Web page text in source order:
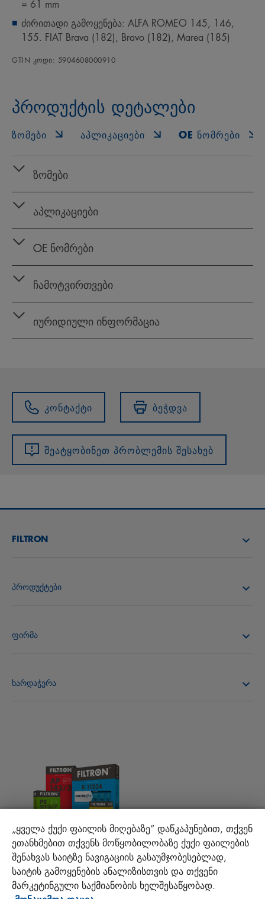
= 61 mm
ძირითადი გამოყენება: ALFA ROMEO 145, 146,
155. FIAT Brava (182), Bravo (182), Marea (185)
GTIN კოდი: 5904608000910
პროდუქტის დეტალები
ᲖᲝᲛᲔᲑᲘ ᲐᲞᲚᲘᲙᲐᲪᲘᲔᲑᲘ OE ᲜᲝᲛᲠᲔᲑᲘ
ზომები
აპლიკაციები
OE ნომრები
ჩამოტვირთვები
იურიდიული ინფორმაცია
კონტაქტი ბეჭდვა
შეატყობინეთ პრობლემის შესახებ
FILTRON
იპოვე დისტრიბიუტორი
პროდუქტები
პროტექტ+
ფირმა
ხარდაჭერა
FAQ
MANN+HUMMEL FT Poland
Sp. z o. o. Sp. k.
ul. Wrocławska 145, 63-800 GOSTYŃ, POLAND
„ყველა ქუქი ფაილის მიღებაზე“ დაწკაპუნებით, თქვენ
ეთანხმებით თქვენს მოწყობილობაზე ქუქი ფაილების
შენახვას საიტზე ნავიგაციის გასაუმჯობესებლად,
საიტის გამოყენების ანალიზისთვის და თქვენი
მარკეტინგული საქმიანობის ხელშესაწყობად.